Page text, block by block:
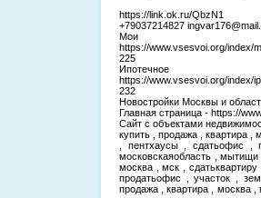
https://link.ok.ru/QbzN1
+79037214827
Мои
https://www.vsesvoi.org/index/
225
https://www.vsesvoi.org/index/
232
Новостройки Москвы и
Главная страница - https://
Сайт с объектами
купить , продажа , квартира ,
, пентхаусы , сдатьофис ,
московскаяобласть ,
москва , мск ,
продатьофис , участок ,
продажа , квартира , москва ,